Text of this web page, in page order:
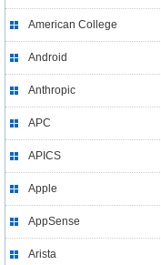
American College
Android
Anthropic
APC
APICS
Apple
AppSense
Arista